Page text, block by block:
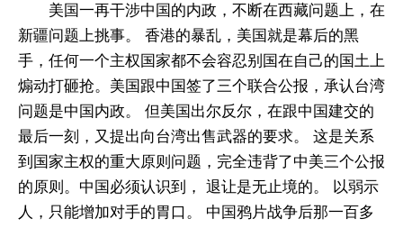
美国一再干涉中国的内政，不断在西藏问题上，在
新疆问题上挑事。 香港的暴乱，美国就是幕后的黑
手，任何一个主权国家都不会容忍别国在自己的国土上
煽动打砸抢。美国跟中国签了三个联合公报，承认台湾
问题是中国内政。 但美国出尔反尔，在跟中国建交的
最后一刻，又提出向台湾出售武器的要求。 这是关系
到国家主权的重大原则问题，完全违背了中美三个公报
的原则。中国必须认识到， 退让是无止境的。 以弱示
人，只能增加对手的胃口。 中国鸦片战争后那一百多